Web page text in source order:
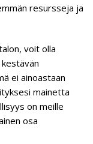
resursseja ja
voit olla
ei ainoastaan
mainetta
on meille
osa